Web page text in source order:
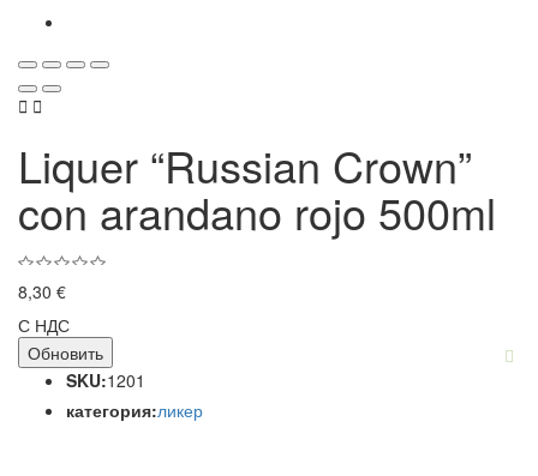
 
Liquer “Russian Crown”
con arandano rojo 500ml
8,30 €
С НДС
SKU:1201
категория:ликер